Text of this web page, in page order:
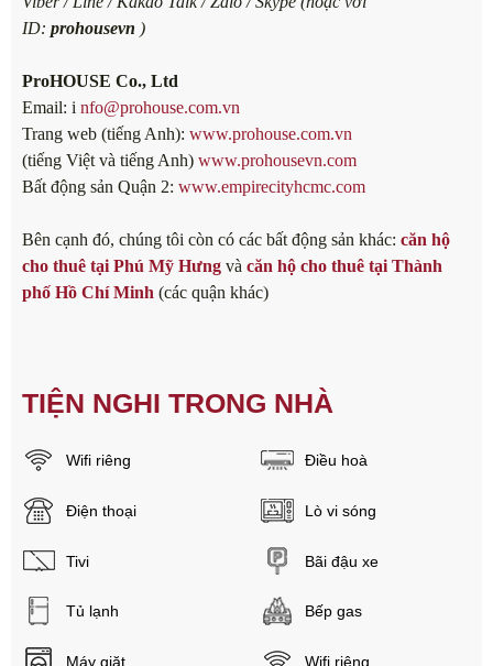
ID: prohousevn )
ProHOUSE Co., Ltd
Email: i nfo@prohouse.com.vn
Trang web (tiếng Anh): www.prohouse.com.vn
(tiếng Việt và tiếng Anh) www.prohousevn.com
Bất động sản Quận 2: www.empirecityhcmc.com
Bên cạnh đó, chúng tôi còn có các bất động sản khác: căn hộ
cho thuê tại Phú Mỹ Hưng và căn hộ cho thuê tại Thành
phố Hồ Chí Minh (các quận khác)
TIỆN NGHI TRONG NHÀ
Wifi riêng Điều hoà
Điện thoại Lò vi sóng
Tivi Bãi đậu xe
Tủ lạnh Bếp gas
Máy giặt Wifi riêng